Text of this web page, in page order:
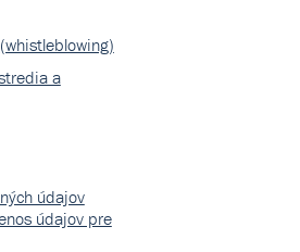
a
údajov
údajov pre